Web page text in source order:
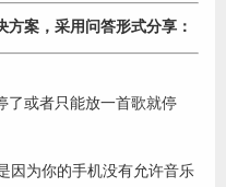
案，采用问答形式分享：
了或者只能放一首歌就停
因为你的手机没有允许音乐